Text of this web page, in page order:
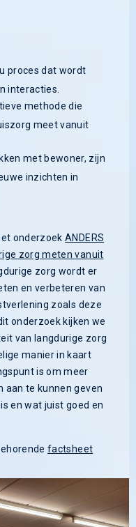
proces dat wordt
interacties.
methode die
meet vanuit
met bewoner, zijn
inzichten in
onderzoekANDERS
zorg meten vanuit
zorg wordt er
en verbeteren van
zoals deze
onderzoek kijken we
van langdurige zorg
manier in kaart
is om meer
aan te kunnen geven
en wat juist goed en
factsheet